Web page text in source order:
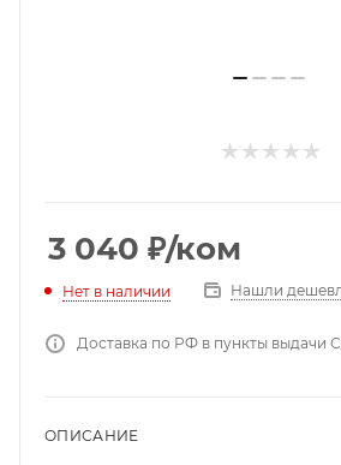
3 040 ₽/ком
Нет в наличии Нашли
Доставка по РФ в пункты выдачи
ОПИСАНИЕ